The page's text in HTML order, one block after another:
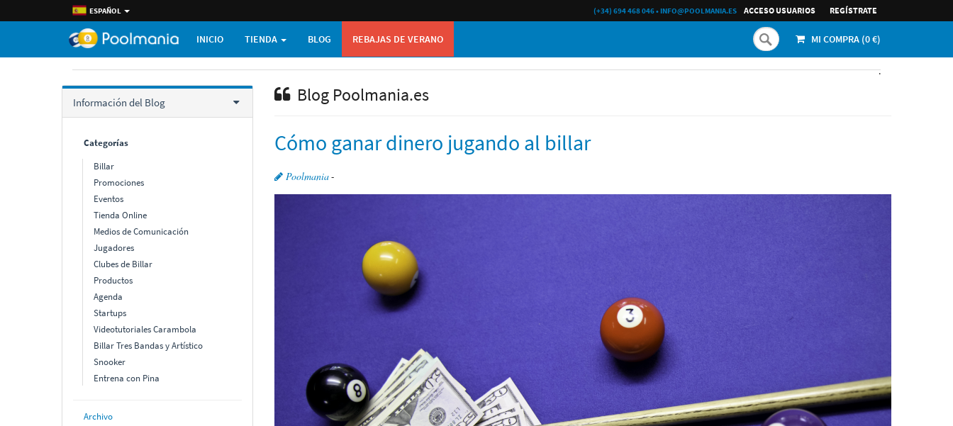
ESPAÑOL ACCESO USUARIOS REGÍ­STRATE
(+34) 694 468 046•INFO@POOLMANIA.ES
INICIO TIENDA BLOG REBAJAS DE VERANO MI COMPRA (0€)
.
Información del Blog
Categorí­as
Billar
Promociones
Eventos
Tienda Online
Medios de Comunicación
Jugadores
Clubes de Billar
Productos
Agenda
Startups
Videotutoriales Carambola
Billar Tres Bandas y Artístico
Snooker
Entrena con Pina
Archivo
Blog Poolmania.es
Cómo ganar dinero jugando al billar
Poolmania-